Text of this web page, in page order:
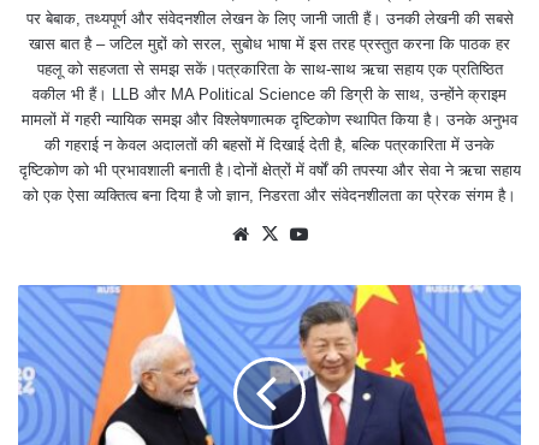
पर बेबाक, तथ्यपूर्ण और संवेदनशील लेखन के लिए जानी जाती हैं। उनकी लेखनी की सबसे
खास बात है – जटिल मुद्दों को सरल, सुबोध भाषा में इस तरह प्रस्तुत करना कि पाठक हर
पहलू को सहजता से समझ सकें।पत्रकारिता के साथ-साथ ऋचा सहाय एक प्रतिष्ठित
वकील भी हैं। LLB और MA Political Science की डिग्री के साथ, उन्होंने क्राइम
मामलों में गहरी न्यायिक समझ और विश्लेषणात्मक दृष्टिकोण स्थापित किया है। उनके अनुभव
की गहराई न केवल अदालतों की बहसों में दिखाई देती है, बल्कि पत्रकारिता में उनके
दृष्टिकोण को भी प्रभावशाली बनाती है।दोनों क्षेत्रों में वर्षों की तपस्या और सेवा ने ऋचा सहाय
को एक ऐसा व्यक्तित्व बना दिया है जो ज्ञान, निडरता और संवेदनशीलता का प्रेरक संगम है।
We
e
X
be